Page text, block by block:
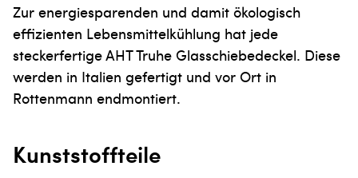
Zur energiesparenden und damit ökologisch
effizienten Lebensmittelkühlung hat jede
steckerfertige AHT Truhe Glasschiebedeckel. Diese
werden in Italien gefertigt und vor Ort in
Rottenmann endmontiert.
Kunststoffteile